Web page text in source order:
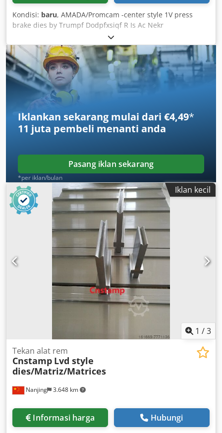
Kondisi: baru, AMADA/Promcam -center style 1V press
brake dies by Trumpf Dodpfxsiqf R Is Ac Nekr
Iklankan sekarang mulai dari €4,49*
11 juta pembeli menanti anda
Pasang iklan sekarang
*per iklan/bulan
Iklan kecil
1 /3
Nanjing 3.648 km
Tekan alat rem
Cnstamp Lvd style
dies/Matriz/Matrices
Informasi harga Hubungi